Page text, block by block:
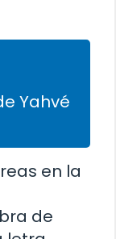
Yahvé
en la
de